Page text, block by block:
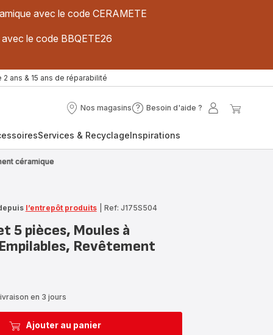
avec le code CERAMETE
le code BBQETE26
2 ans & 15 ans de réparabilité
Nos magasins
Nos
Besoin d'aide ?
Besoin
?
Mon
Services & RecyclageInspirations
céramique
l’entrepôt produits Ref: J175S504
5 pièces, Moules à
Revêtement
en 3 jours
Ajouter au panier